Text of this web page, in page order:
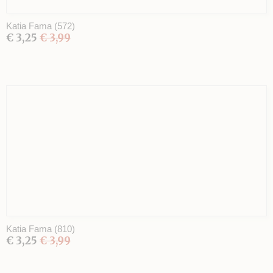
Katia Fama (572)
€ 3,25 € 3,99
Katia Fama (810)
€ 3,25 € 3,99